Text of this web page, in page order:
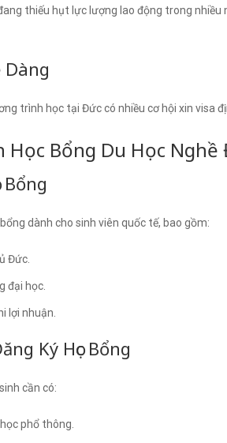
thiếu hụt lực lượng lao động trong nhiều
trình học tại Đức có nhiều cơ hội xin visa
Học Bổng Du Học Nghề
Bổng
dành cho sinh viên quốc tế, bao gồm:
Đức.
đại học.
lợi nhuận.
Ký Học Bổng
cần có:
phổ thông.